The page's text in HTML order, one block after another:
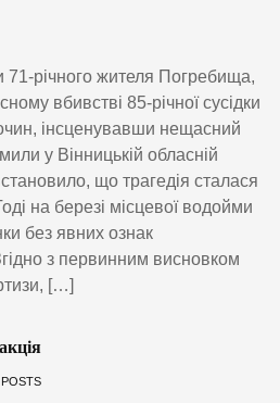
71-річного жителя Погребища,
вбивстві 85-річної сусідки
інсценувавши нещасний
у Вінницькій обласній
що трагедія сталася
на березі місцевої водойми
без явних ознак
з первинним висновком
[…]
POSTS